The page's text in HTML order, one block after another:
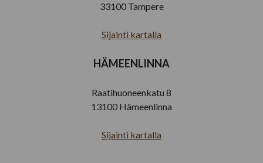
33100 Tampere
Sijainti kartalla
HÄMEENLINNA
Raatihuoneenkatu 8
13100 Hämeenlinna
Sijainti kartalla